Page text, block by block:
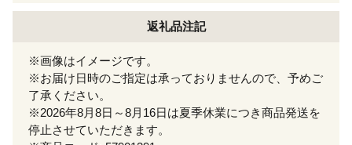
返礼品注記
※画像はイメージです。
※お届け日時のご指定は承っておりませんので、予めご
了承ください。
※2026年8月8日～8月16日は夏季休業につき商品発送を
停止させていただきます。